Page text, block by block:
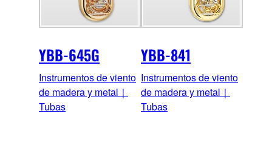
YBB-645G
Instrumentos de viento
de madera y metal｜
Tubas
YBB-841
Instrumentos de viento
de madera y metal｜
Tubas